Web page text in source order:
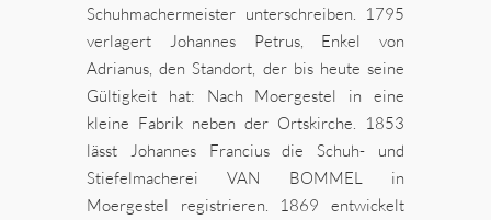
Schuhmachermeister unterschreiben. 1795
verlagert Johannes Petrus, Enkel von
Adrianus, den Standort, der bis heute seine
Gültigkeit hat: Nach Moergestel in eine
kleine Fabrik neben der Ortskirche. 1853
lässt Johannes Francius die Schuh- und
Stiefelmacherei VAN BOMMEL in
Moergestel registrieren. 1869 entwickelt